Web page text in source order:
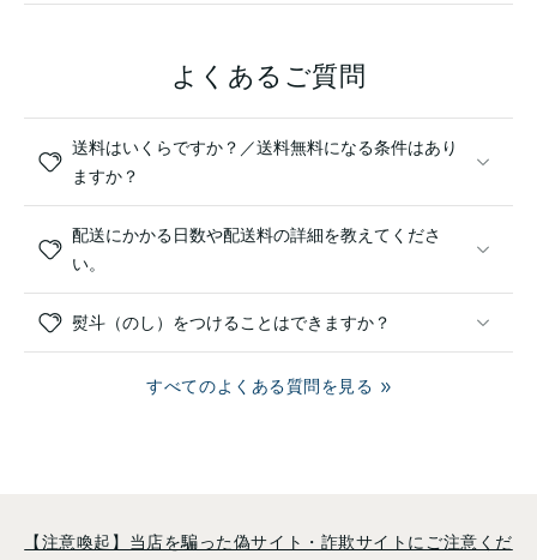
よくあるご質問
送料はいくらですか？／送料無料になる条件はあり
ますか？
配送にかかる日数や配送料の詳細を教えてくださ
い。
熨斗（のし）をつけることはできますか？
すべてのよくある質問を見る
【注意喚起】当店を騙った偽サイト・詐欺サイトにご注意くだ